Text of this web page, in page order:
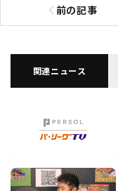
前の記事
前の記事へ
関連ニュース